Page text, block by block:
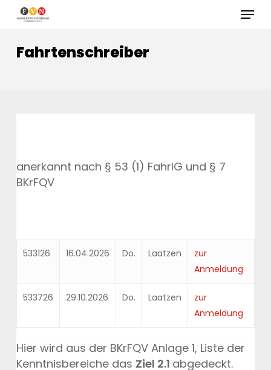
Skip
content
Menu
Fahrtenschreiber
anerkannt nach § 53 (1) FahrlG und § 7
BKrFQV
533126 16.04.2026 Do. Laatzen
zur
Anmeldung
533726 29.10.2026 Do. Laatzen
zur
Anmeldung
Hier wird aus der BKrFQV Anlage 1, Liste der
Kenntnisbereiche das Ziel 2.1 abgedeckt.